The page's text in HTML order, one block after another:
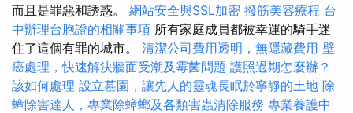
而且是罪惡和誘惑。 網站安全與SSL加密 撥筋美容療程 台
中辦理台胞證的相關事項 所有家庭成員都被幸運的騎手迷
住了這個有罪的城市。 清潔公司費用透明，無隱藏費用 壁
癌處理，快速解決牆面受潮及霉菌問題 護照過期怎麼辦？
該如何處理 設立墓園，讓先人的靈魂長眠於寧靜的土地 除
蟑除害達人，專業除蟑螂及各類害蟲清除服務 專業養護中